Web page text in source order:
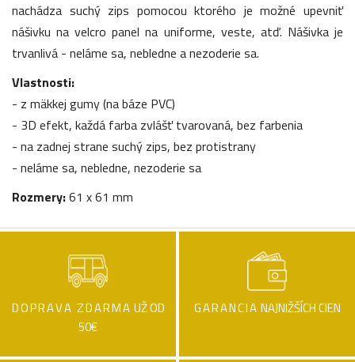
nachádza suchý zips pomocou ktorého je možné upevniť
nášivku na velcro panel na uniforme, veste, atď. Nášivka je
trvanlivá - neláme sa, nebledne a nezoderie sa.
Vlastnosti:
- z mäkkej gumy (na báze PVC)
- 3D efekt, každá farba zvlášť tvarovaná, bez farbenia
- na zadnej strane suchý zips, bez protistrany
- neláme sa, nebledne, nezoderie sa
Rozmery:61 x 61 mm
DOPRAVA ZDARMA UŽ OD
50€
GARANCIA NAJNIŽŠÍCH CIEN